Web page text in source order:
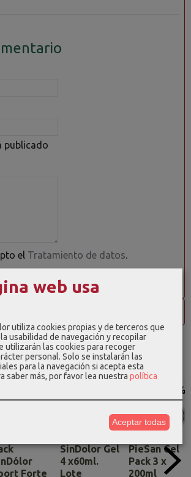
publicado
el Tratamiento de datos.
Forte
SinDolor Gel
4 x60ml.
Lote
-6 %
PieSan Gel
Pack 3 x
200ml
web usa
utiliza cookies propias y de terceros que
usabilidad de navegación y recopilar
utilizarán las cookies para recoger
personal. Solo se instalarán las
para la navegación si acepta esta
saber más, por favor lea nuestra política
Aceptar todas